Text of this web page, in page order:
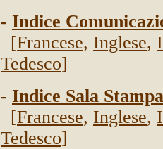
- Indice
[Francese, Inglese,
Tedesco]
- Indice Sala
[Francese, Inglese,
Tedesco]